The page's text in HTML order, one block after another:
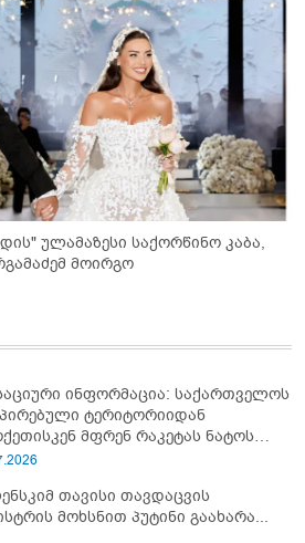
მოირგო
ინფორმაცია: საქართველოს
ტერიტორიიდან
მფრენ რაკეტას ნატოს
კინაღამ ჩაუშლია
თავისი თავდაცვის
მოხსნით პუტინი გაახარა...